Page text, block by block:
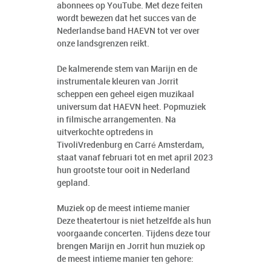
abonnees op YouTube. Met deze feiten
wordt bewezen dat het succes van de
Nederlandse band HAEVN tot ver over
onze landsgrenzen reikt.
De kalmerende stem van Marijn en de
instrumentale kleuren van Jorrit
scheppen een geheel eigen muzikaal
universum dat HAEVN heet. Popmuziek
in filmische arrangementen. Na
uitverkochte optredens in
TivoliVredenburg en Carré Amsterdam,
staat vanaf februari tot en met april 2023
hun grootste tour ooit in Nederland
gepland.
Muziek op de meest intieme manier
Deze theatertour is niet hetzelfde als hun
voorgaande concerten. Tijdens deze tour
brengen Marijn en Jorrit hun muziek op
de meest intieme manier ten gehore: